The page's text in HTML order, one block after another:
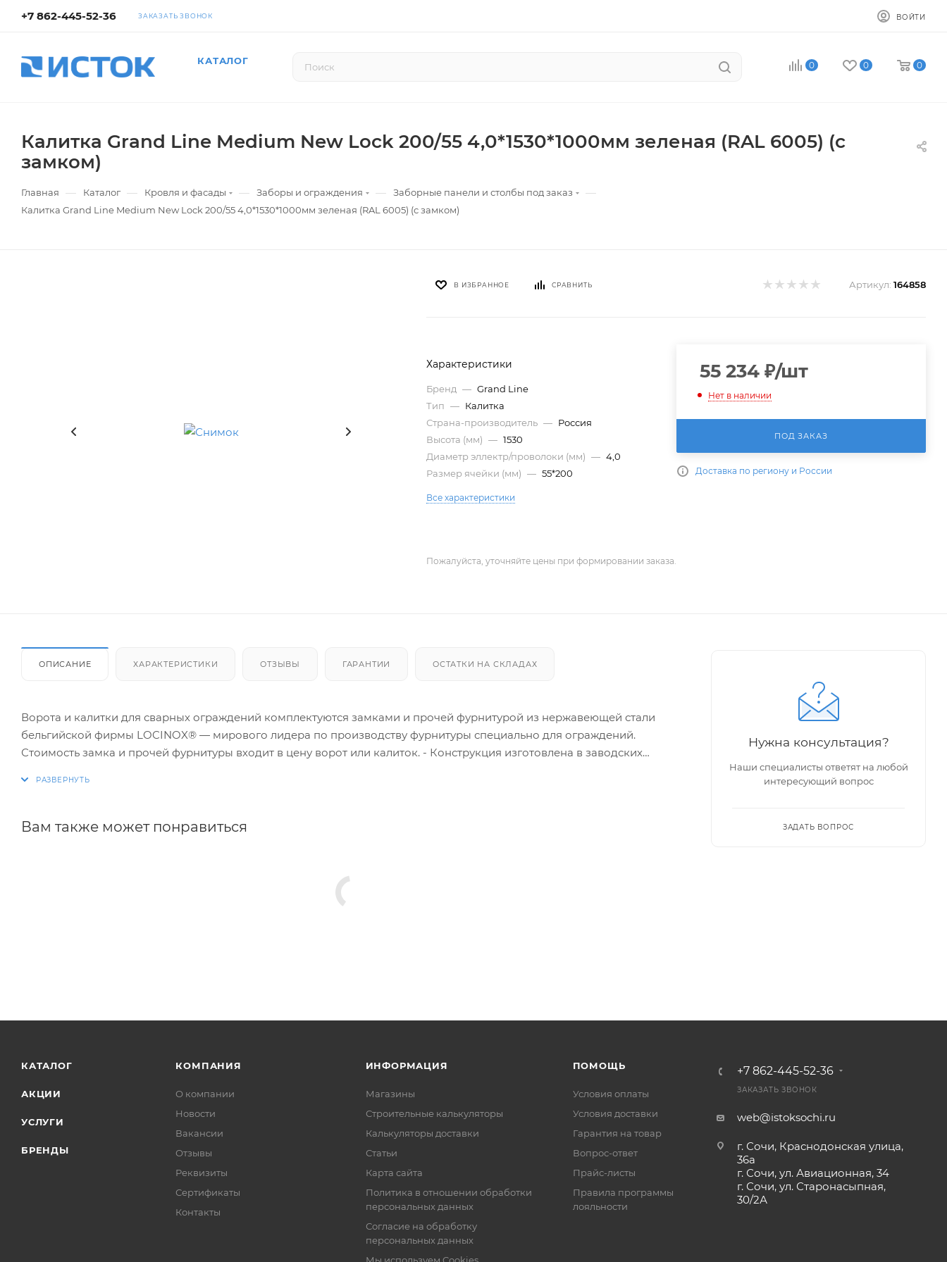
+7 862-445-52-36 ЗАКАЗАТЬ ЗВОНОК ВОЙТИ
КАТАЛОГ 0 0 0
Калитка Grand Line Medium New Lock 200/55 4,0*1530*1000мм зеленая (RAL 6005) (с
замком)
Главная — Каталог — Кровля и фасады — Заборы и ограждения — Заборные панели и столбы под заказ —
Калитка Grand Line Medium New Lock 200/55 4,0*1530*1000мм зеленая (RAL 6005) (с замком)
В ИЗБРАННОЕ СРАВНИТЬ Артикул: 164858
Характеристики
Бренд — Grand Line
Тип — Калитка
Страна-производитель — Россия
Высота (мм) — 1530
Диаметр эллектр/проволоки (мм) — 4,0
Размер ячейки (мм) — 55*200
Все характеристики
55 234₽/шт
Нет в наличии
ПОД ЗАКАЗ
Доставка по региону и России
Пожалуйста, уточняйте цены при формировании заказа.
ОПИСАНИЕ ХАРАКТЕРИСТИКИ ОТЗЫВЫ ГАРАНТИИ ОСТАТКИ НА СКЛАДАХ
Ворота и калитки для сварных ограждений комплектуются замками и прочей фурнитурой из нержавеющей стали
бельгийской фирмы LOCINOX® — мирового лидера по производству фурнитуры специально для ограждений.
Стоимость замка и прочей фурнитуры входит в цену ворот или калиток. - Конструкция изготовлена в заводских
исполнения с большим рабочим ресурсом -Петли Locinox регулируются в трех направлениях (решение проблем с
Вам также может понравиться
Нужна консультация?
Наши специалисты ответят на любой
интересующий вопрос
ЗАДАТЬ ВОПРОС
КАТАЛОГ
АКЦИИ
УСЛУГИ
БРЕНДЫ
КОМПАНИЯ
О компании
Новости
Вакансии
Отзывы
Реквизиты
Сертификаты
Контакты
ИНФОРМАЦИЯ
Магазины
Строительные калькуляторы
Калькуляторы доставки
Статьи
Карта сайта
Политика в отношении обработки
персональных данных
Согласие на обработку
персональных данных
ПОМОЩЬ
Условия оплаты
Условия доставки
Гарантия на товар
Вопрос-ответ
Прайс-листы
Правила программы
лояльности
+7 862-445-52-36
ЗАКАЗАТЬ ЗВОНОК
web@istoksochi.ru
г. Сочи, Краснодонская улица,
36а
г. Сочи, ул. Авиационная, 34
г. Сочи, ул. Старонасыпная,
30/2А